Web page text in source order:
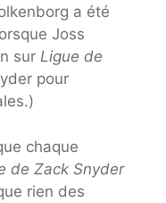
a été
Joss
sur Ligue de
pour
chaque
de Zack Snyder
rien des